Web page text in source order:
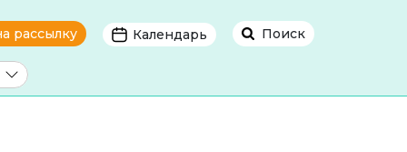
рассылку Календарь Поиск